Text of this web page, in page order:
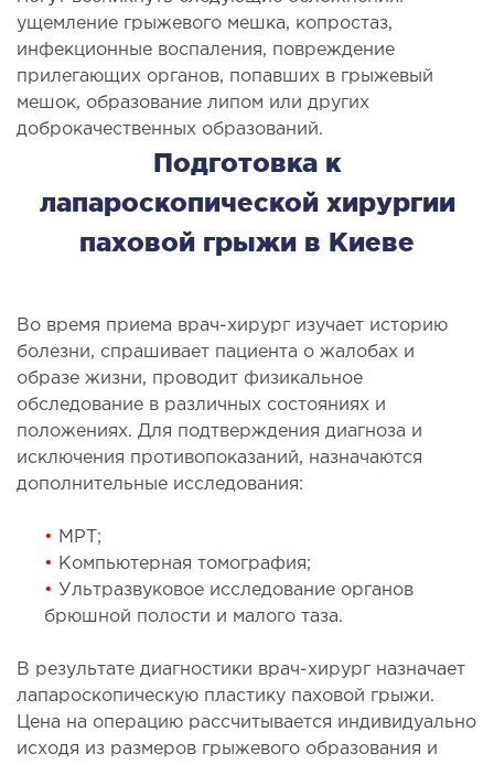
ЗАБОЛЕВАНИЙ ПЕЧЕНИ И
ПРОТОКОВ
печени и желчных протоков
ХИРУРГИЯ
ХИРУРГИЯ
хирургия в клинике
стационар
интенсивной терапии
транспортировка в Киеве и
(Перевозка больных)
помощь в Киеве
ущемление грыжевого мешка, копростаз,
инфекционные воспаления, повреждение
прилегающих органов, попавших в грыжевый
мешок, образование липом или других
доброкачественных образований.
Подготовка к
лапароскопической хирургии
паховой грыжи в Киеве
Во время приема врач-хирург изучает историю
болезни, спрашивает пациента о жалобах и
образе жизни, проводит физикальное
обследование в различных состояниях и
положениях. Для подтверждения диагноза и
исключения противопоказаний, назначаются
дополнительные исследования:
•
МРТ;
• Компьютерная томография;
• Ультразвуковое исследование органов
брюшной полости и малого таза.
В результате диагностики врач-хирург назначает
лапароскопическую пластику паховой грыжи.
Цена на операцию рассчитывается индивидуально
исходя из размеров грыжевого образования и